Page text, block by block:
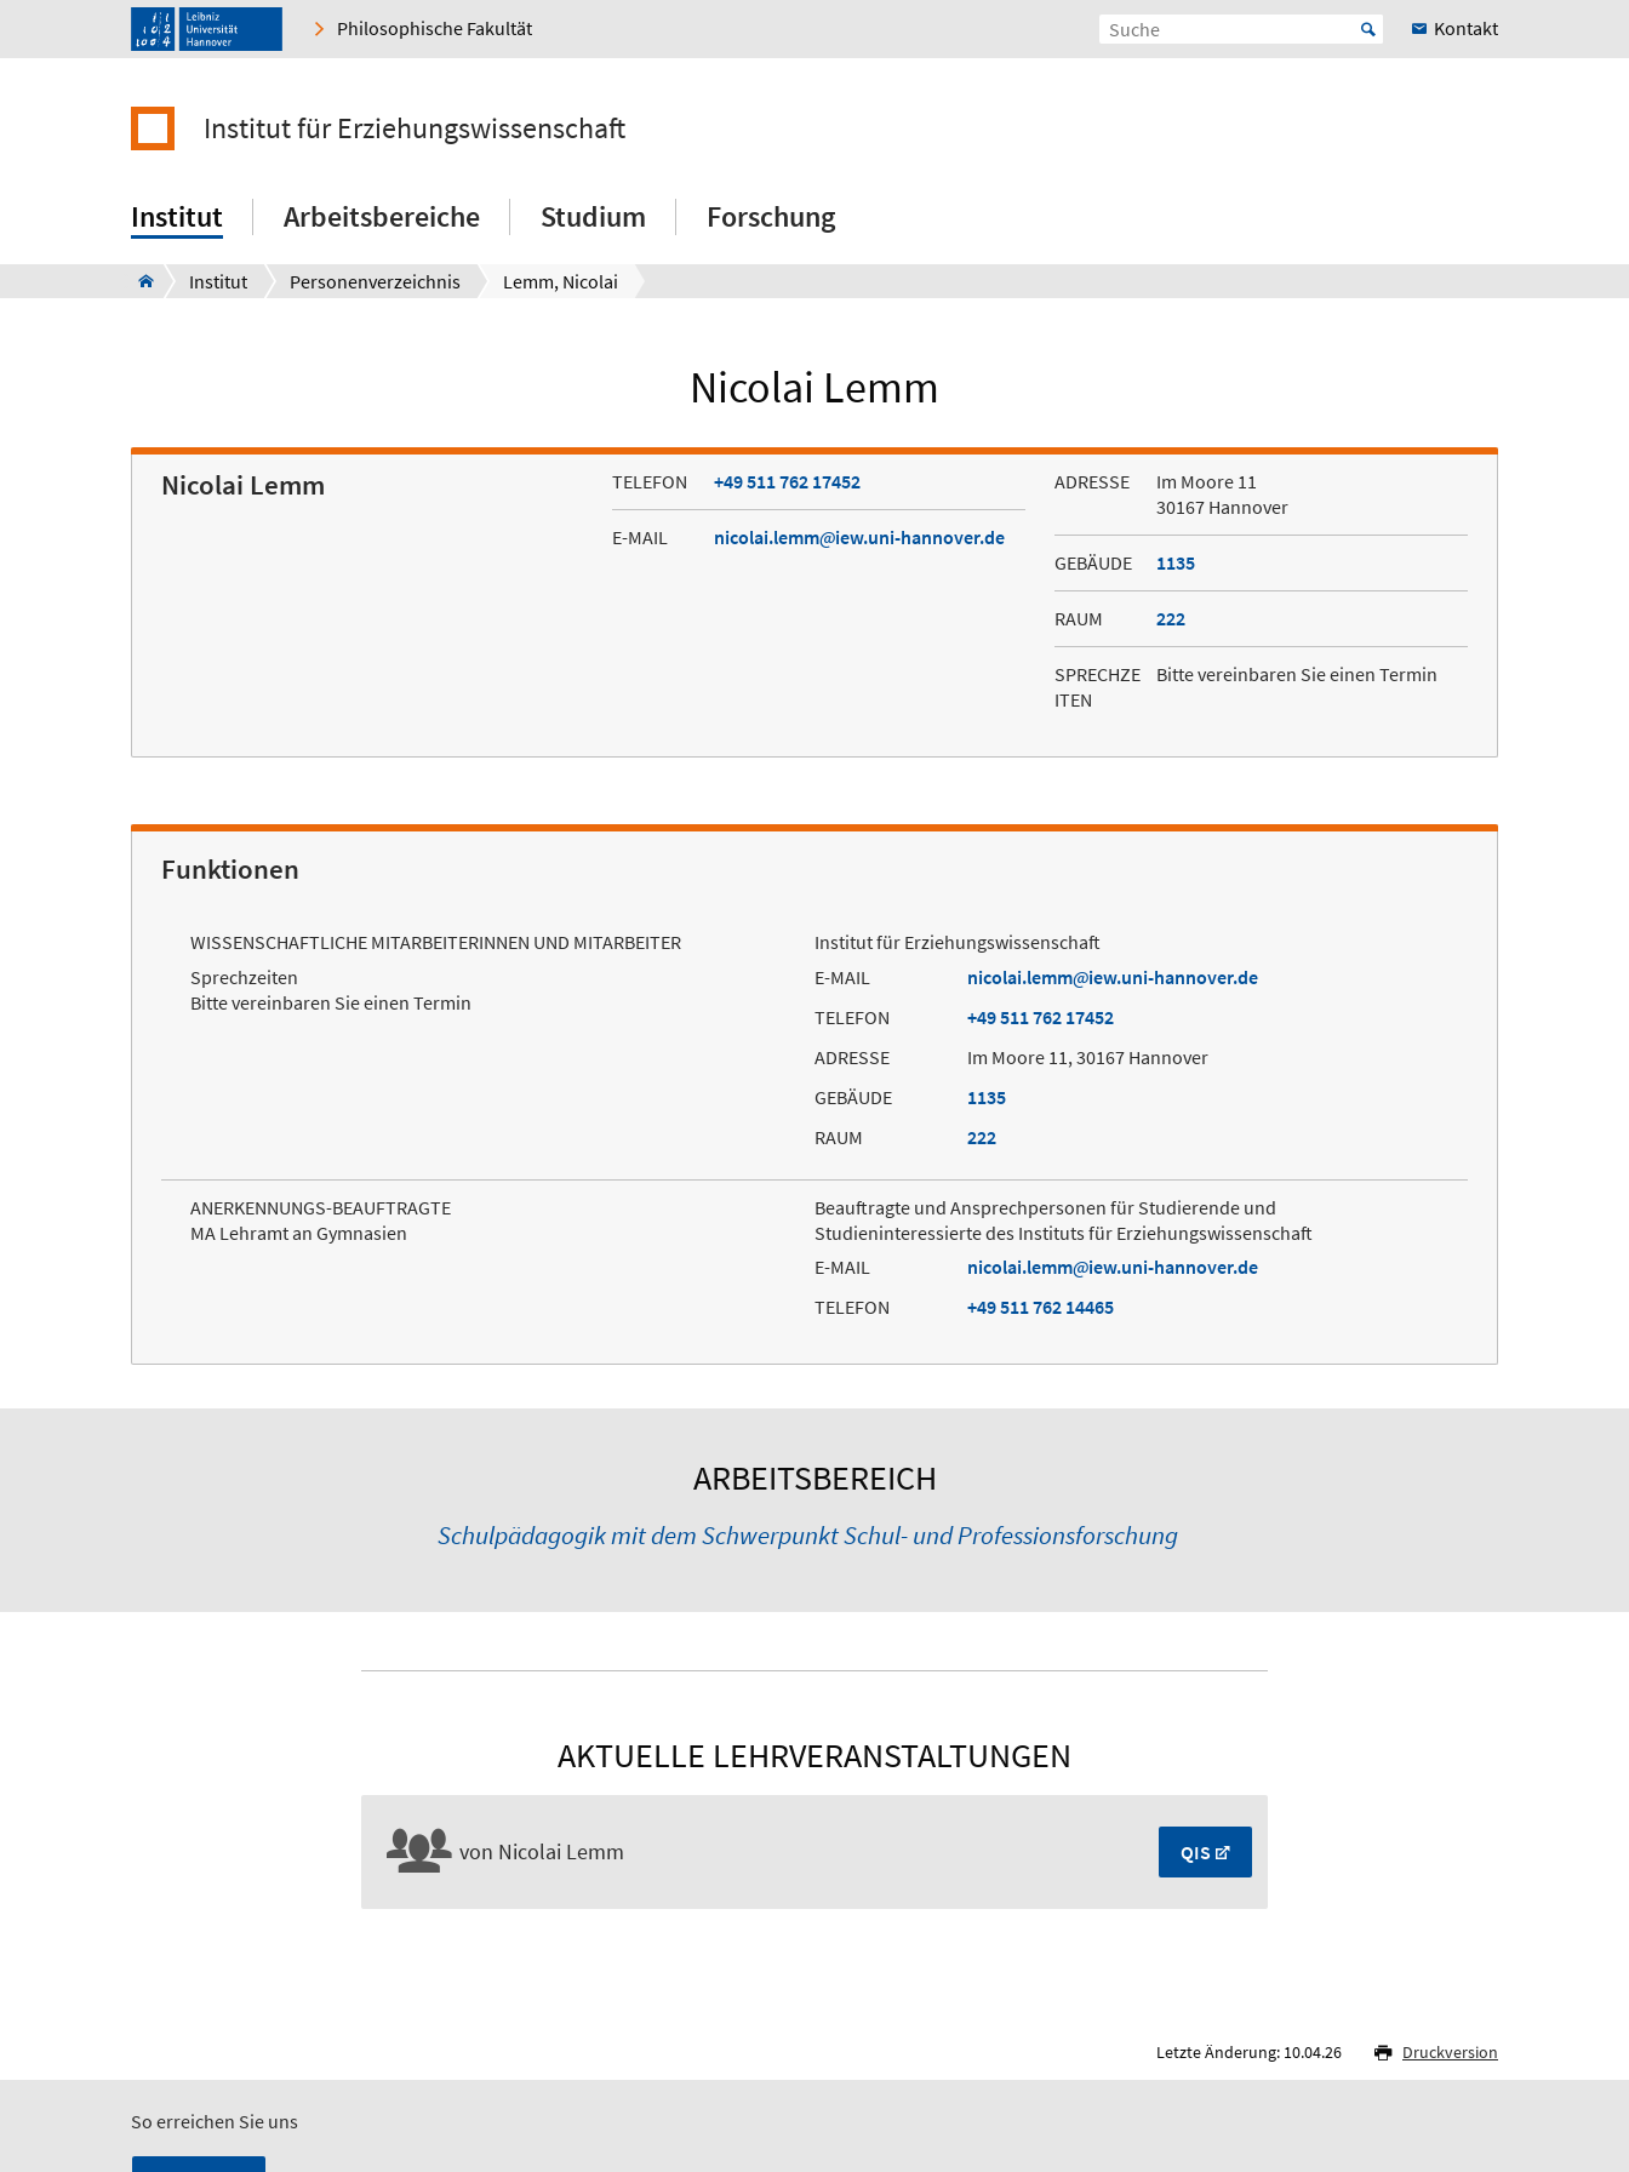
Philosophische Fakultät Kontakt
Institut für Erziehungswissenschaft
Institut Arbeitsbereiche Studium Forschung
Institut Personenverzeichnis Lemm, Nicolai
Nicolai Lemm
Nicolai Lemm TELEFON +49 511 762 17452
E-MAIL nicolai.lemm iew.uni-hannover.de
ADRESSE
Im Moore 11
30167 Hannover
GEBÄUDE 1135
RAUM 222
SPRECHZE
ITEN
Bitte vereinbaren Sie einen Termin
Funktionen
WISSENSCHAFTLICHE MITARBEITERINNEN UND MITARBEITER
Sprechzeiten
Bitte vereinbaren Sie einen Termin
Institut für Erziehungswissenschaft
E-MAIL
nicolai.lemm
iew.uni-hannover.de
TELEFON
+49 511 762 17452
ADRESSE
Im Moore 11, 30167 Hannover
GEBÄUDE
1135
RAUM
222
ANERKENNUNGS-BEAUFTRAGTE
MA Lehramt an Gymnasien
Beauftragte und Ansprechpersonen für Studierende und
Studieninteressierte des Instituts für Erziehungswissenschaft
E-MAIL
nicolai.lemm
iew.uni-hannover.de
TELEFON
+49 511 762 14465
ARBEITSBEREICH
Schulpädagogik mit dem Schwerpunkt Schul- und Professionsforschung
AKTUELLE LEHRVERANSTALTUNGEN
von Nicolai Lemm QIS
Letzte Änderung: 10.04.26 Druckversion
So erreichen Sie uns